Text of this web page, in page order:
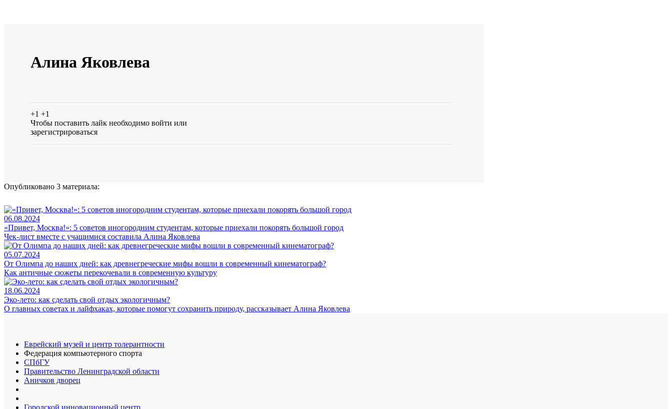
Алина Яковлева
+1 +1
Чтобы поставить лайк необходимо войти или
зарегистрироваться
Опубликовано 3 материала:
06.08.2024
«Привет, Москва!»: 5 советов иногородним студентам, которые приехали покорять большой город
Чек-лист вместе с учащимися составила Алина Яковлева
05.07.2024
От Олимпа до наших дней: как древнегреческие мифы вошли в современный кинематограф?
Как античные сюжеты перекочевали в современную культуру
18.06.2024
Эко-лето: как сделать свой отдых экологичным?
О главных советах и лайфхаках, которые помогут сохранить природу, рассказывает Алина Яковлева
Еврейский музей и центр толерантности
Федерация компьютерного спорта
СПбГУ
Правительство Ленинградской области
Аничков дворец
Городской инновационный центр